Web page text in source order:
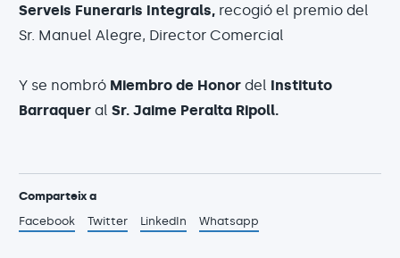
Serveis Funeraris Integrals, recogió el premio del
Sr. Manuel Alegre, Director Comercial
Y se nombró Miembro de Honor del Instituto
Barraquer al Sr. Jaime Peralta Ripoll.
Comparteix a
Facebook
Twitter LinkedIn Whatsapp